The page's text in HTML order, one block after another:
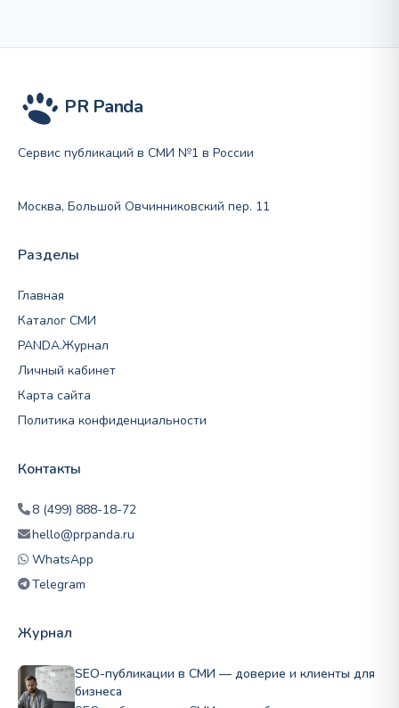
PR Panda
Сервис публикаций в СМИ №1 в России
Москва, Большой Овчинниковский пер. 11
Разделы
Главная
Каталог СМИ
PANDA.Журнал
Личный кабинет
Карта сайта
Политика конфиденциальности
Контакты
8 (499) 888-18-72
hello@prpanda.ru
WhatsApp
Telegram
Журнал
SEO-публикации в СМИ — доверие и клиенты для
бизнеса